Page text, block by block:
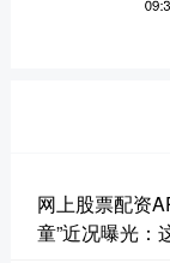
网上股票配资
童”近况曝光